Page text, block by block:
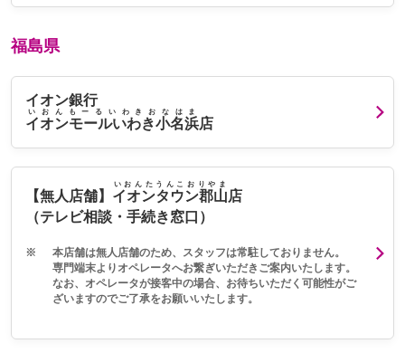
福島県
イオン銀行
イオンモールいわき小名浜
いおんもーるいわきおなはま
店
【無人店舗】 イオンタウン郡山
いおんたうんこおりやま
店
（テレビ相談・手続き窓口）
※
本店舗は無人店舗のため、スタッフは常駐しておりません。
専門端末よりオペレータへお繋ぎいただきご案内いたします。
なお、オペレータが接客中の場合、お待ちいただく可能性がご
ざいますのでご了承をお願いいたします。